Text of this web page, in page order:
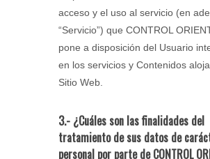
acceso y el uso al servicio (en
“Servicio”) que CONTROL
pone a disposición del Usuario
en los servicios y Contenidos
Sitio Web.
3.- ¿Cuáles son las finalidades del
tratamiento de sus datos de
personal por parte de CONTROL